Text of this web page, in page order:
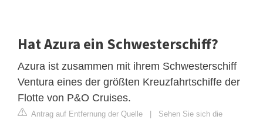
Hat Azura ein Schwesterschiff?
Azura ist zusammen mit ihrem Schwesterschiff
Ventura eines der größten Kreuzfahrtschiffe der
Flotte von P&O Cruises.
Antrag auf Entfernung der Quelle | Sehen Sie sich die